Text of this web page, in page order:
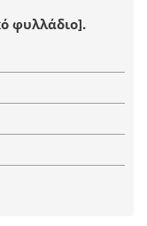
φυλλάδιο].